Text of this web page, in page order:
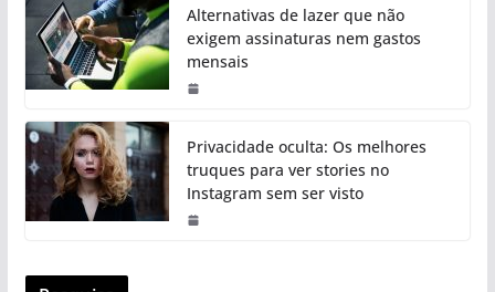
Alternativas de lazer que não
exigem assinaturas nem gastos
mensais
Privacidade oculta: Os melhores
truques para ver stories no
Instagram sem ser visto